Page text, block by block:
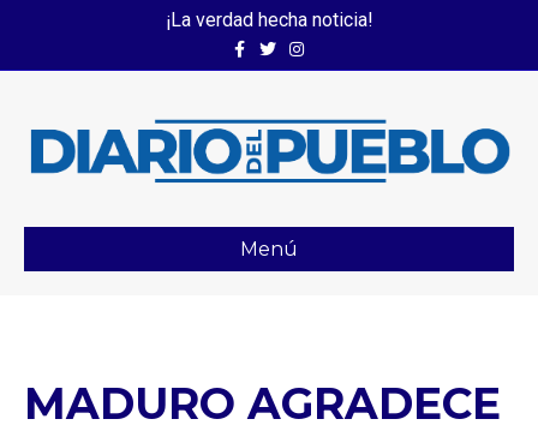
¡La verdad hecha noticia!
FacebookTwitterInstagram
Menú
MADURO AGRADECE